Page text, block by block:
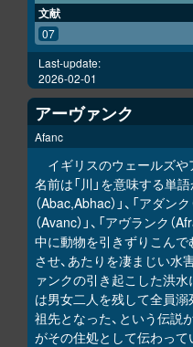
文献
07
Last-update:
2026-02-01
アーヴァンク
Afanc
イギリスのウェールズや
名前は「川」を意味する単
（Abac,Abhac）」、「アダン
（Avanc）」、「アヴランク
中に動物を引きずりこん
させ、あたりを凄まじい水
ァンクの引き起こした洪
は男女二人を残して全員
祖先となった、という伝説
がその住処として伝わって